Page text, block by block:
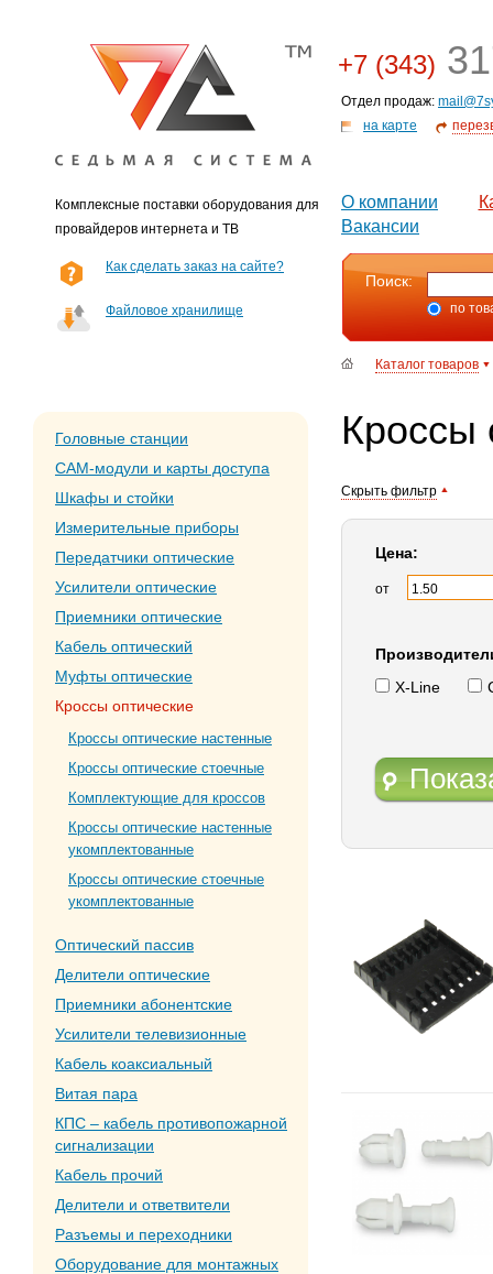
Комплексные поставки оборудования для
провайдеров интернета и ТВ
+7 (343)
Отдел продаж:
на карте
О компании
Вакансии
Как сделать заказ на сайте?
Файловое хранилище
Поиск:
по
Каталог товаров
Головные станции
CAM-модули и карты доступа
Шкафы и стойки
Измерительные приборы
Передатчики оптические
Усилители оптические
Приемники оптические
Кабель оптический
Муфты оптические
Кроссы оптические
Кроссы оптические настенные
Кроссы оптические стоечные
Комплектующие для кроссов
Кроссы оптические настенные
укомплектованные
Кроссы оптические стоечные
укомплектованные
Оптический пассив
Делители оптические
Приемники абонентские
Усилители телевизионные
Кабель коаксиальный
Витая пара
КПС – кабель противопожарной
сигнализации
Кабель прочий
Делители и ответвители
Разъемы и переходники
Оборудование для монтажных
Кроссы
Скрыть фильтр
Цена:
от
X-Line